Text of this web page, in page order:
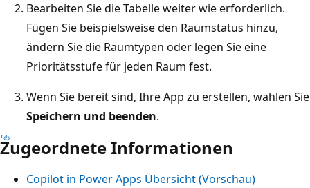
Bearbeiten Sie die Tabelle weiter wie erforderlich.
Fügen Sie beispielsweise den Raumstatus hinzu,
ändern Sie die Raumtypen oder legen Sie eine
Prioritätsstufe für jeden Raum fest.
Wenn Sie bereit sind, Ihre App zu erstellen, wählen Sie
Speichern und beenden.
Zugeordnete Informationen
Copilot in Power Apps Übersicht (Vorschau)